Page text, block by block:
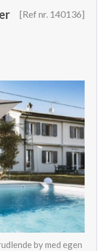
[Ref nr. 140136]
by med egen